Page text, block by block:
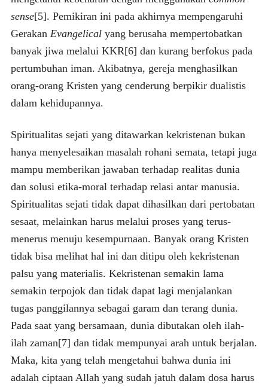
sense[5]. Pemikiran ini pada akhirnya mempengaruhi
Gerakan Evangelicalyang berusaha mempertobatkan
banyak jiwa melalui KKR[6] dan kurang berfokus pada
pertumbuhan iman. Akibatnya, gereja menghasilkan
orang-orang Kristen yang cenderung berpikir dualistis
dalam kehidupannya.
Spiritualitas sejati yang ditawarkan kekristenan bukan
hanya menyelesaikan masalah rohani semata, tetapi juga
mampu memberikan jawaban terhadap realitas dunia
dan solusi etika-moral terhadap relasi antar manusia.
Spiritualitas sejati tidak dapat dihasilkan dari pertobatan
sesaat, melainkan harus melalui proses yang terus-
menerus menuju kesempurnaan. Banyak orang Kristen
tidak bisa melihat hal ini dan ditipu oleh kekristenan
palsu yang materialis. Kekristenan semakin lama
semakin terpojok dan tidak dapat lagi menjalankan
tugas panggilannya sebagai garam dan terang dunia.
Pada saat yang bersamaan, dunia dibutakan oleh ilah-
ilah zaman[7] dan tidak mempunyai arah untuk berjalan.
Maka, kita yang telah mengetahui bahwa dunia ini
adalah ciptaan Allah yang sudah jatuh dalam dosa harus